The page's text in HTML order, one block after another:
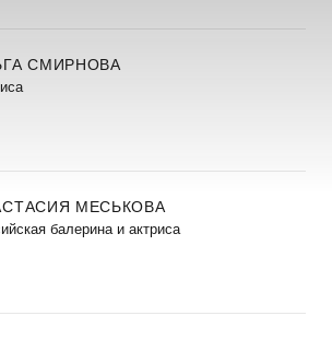
СМИРНОВА
МЕСЬКОВА
балерина и актриса